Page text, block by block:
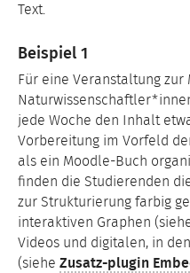
Text.
Beispiel 1
Für eine Veranstaltung
jede Woche den Inhalt
Vorbereitung im Vorfeld
als ein Moodle-Buch
finden die Studierenden
zur Strukturierung farbig
interaktiven Graphen
Videos und digitalen, in
(siehe Zusatz-plugin